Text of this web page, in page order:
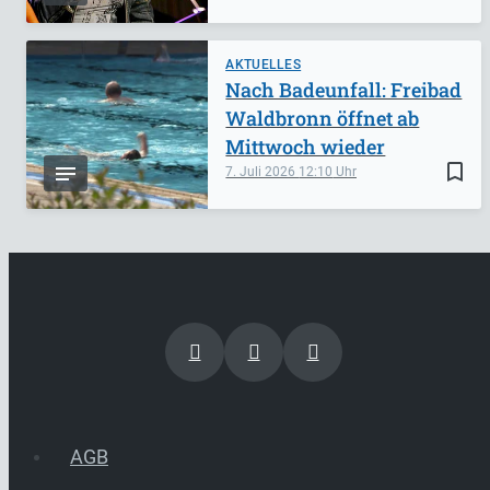
AKTUELLES
bookmark_border
7. Juli 2026 12:10
Nach Badeunfall: Freibad
Waldbronn öffnet ab
Mittwoch wieder
AGB